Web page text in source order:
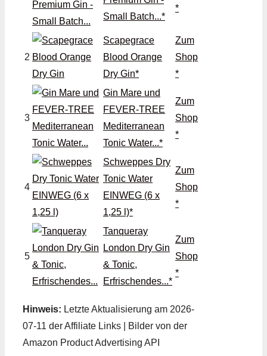
Small Batch...*
*
2
Scapegrace
Blood Orange
Dry Gin*
Zum
Shop
*
3
Gin Mare und
FEVER-TREE
Mediterranean
Tonic Water...*
Zum
Shop
*
4
Schweppes Dry
Tonic Water
EINWEG (6 x
1,25 l)*
Zum
Shop
*
5
Tanqueray
London Dry Gin
& Tonic,
Erfrischendes...*
Zum
Shop
*
Hinweis: Letzte Aktualisierung am 2026-
07-11 der Affiliate Links | Bilder von der
Amazon Product Advertising API